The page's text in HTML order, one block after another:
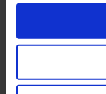
Wir verwenden
zu können und
analysieren.